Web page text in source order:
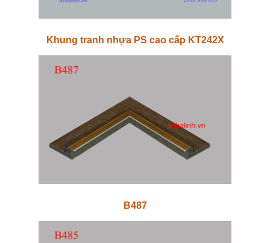
Khung tranh nhựa PS cao cấp KT242X
B487